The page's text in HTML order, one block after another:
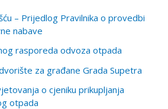
– Prijedlog Pravilnika o provedbi
nabave
rasporeda odvoza otpada
za građane Grada Supetra
o cjeniku prikupljanja
otpada